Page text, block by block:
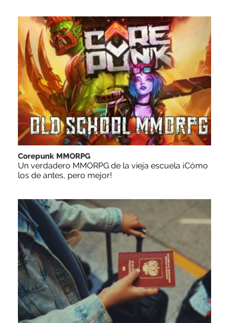
Corepunk MMORPG
Un verdadero MMORPG de la vieja escuela ¡Cómo
los de antes, pero mejor!